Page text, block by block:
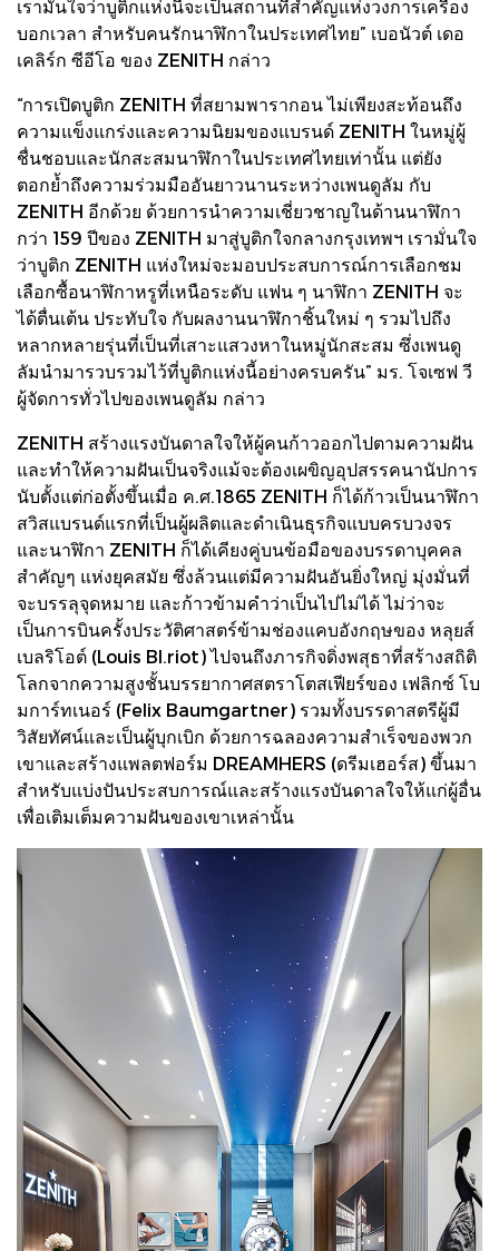
เรามั่นใจว่าบูติกแห่งนี้จะเป็นสถานที่สำคัญแห่งวงการเครื่อง
บอกเวลา สำหรับคนรักนาฬิกาในประเทศไทย” เบอนัวต์ เดอ
เคลิร์ก ซีอีโอ ของ ZENITH กล่าว
“การเปิดบูติก ZENITH ที่สยามพารากอน ไม่เพียงสะท้อนถึง
ความแข็งแกร่งและความนิยมของแบรนด์ ZENITH ในหมู่ผู้
ชื่นชอบและนักสะสมนาฬิกาในประเทศไทยเท่านั้น แต่ยัง
ตอกย้ำถึงความร่วมมืออันยาวนานระหว่างเพนดูลัม กับ
ZENITH อีกด้วย ด้วยการนำความเชี่ยวชาญในด้านนาฬิกา
กว่า 159 ปีของ ZENITH มาสู่บูติกใจกลางกรุงเทพฯ เรามั่นใจ
ว่าบูติก ZENITH แห่งใหม่จะมอบประสบการณ์การเลือกชม
เลือกซื้อนาฬิกาหรูที่เหนือระดับ แฟน ๆ นาฬิกา ZENITH จะ
ได้ตื่นเต้น ประทับใจ กับผลงานนาฬิกาชิ้นใหม่ ๆ รวมไปถึง
หลากหลายรุ่นที่เป็นที่เสาะแสวงหาในหมู่นักสะสม ซึ่งเพนดู
ลัมนำมารวบรวมไว้ที่บูติกแห่งนี้อย่างครบครัน” มร. โจเซฟ วี
ผู้จัดการทั่วไปของเพนดูลัม กล่าว
ZENITH สร้างแรงบันดาลใจให้ผู้คนก้าวออกไปตามความฝัน
และทำให้ความฝันเป็นจริงแม้จะต้องเผขิญอุปสรรคนานัปการ
นับตั้งแต่ก่อตั้งขึ้นเมื่อ ค.ศ.1865 ZENITH ก็ได้ก้าวเป็นนาฬิกา
สวิสแบรนด์แรกที่เป็นผู้ผลิตและดำเนินธุรกิจแบบครบวงจร
และนาฬิกา ZENITH ก็ได้เคียงคู่บนข้อมือของบรรดาบุคคล
สำคัญๆ แห่งยุคสมัย ซึ่งล้วนแต่มีความฝันอันยิ่งใหญ่ มุ่งมั่นที่
จะบรรลุจุดหมาย และก้าวข้ามคำว่าเป็นไปไม่ได้ ไม่ว่าจะ
เป็นการบินครั้งประวัติศาสตร์ข้ามช่องแคบอังกฤษของ หลุยส์
เบลริโอต์ (Louis Bl.riot) ไปจนถึงภารกิจดิ่งพสุธาที่สร้างสถิติ
โลกจากความสูงชั้นบรรยากาศสตราโตสเฟียร์ของ เฟลิกซ์ โบ
มการ์ทเนอร์ (Felix Baumgartner) รวมทั้งบรรดาสตรีผู้มี
วิสัยทัศน์และเป็นผู้บุกเบิก ด้วยการฉลองความสำเร็จของพวก
เขาและสร้างแพลตฟอร์ม DREAMHERS (ดรีมเฮอร์ส) ขึ้นมา
สำหรับแบ่งปันประสบการณ์และสร้างแรงบันดาลใจให้แก่ผู้อื่น
เพื่อเติมเต็มความฝันของเขาเหล่านั้น